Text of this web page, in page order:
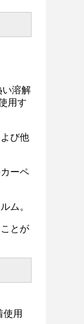
い溶解
用す
び他
ーペ
ム。
とが
使用